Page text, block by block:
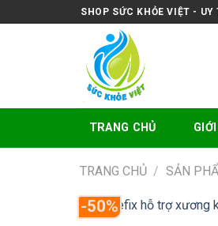
to
SHOP SỨC KHỎE VIỆT -
TRANG CHỦ
TRANG CHỦ / SẢN
-50%